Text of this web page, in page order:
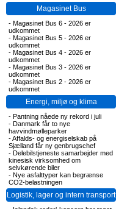
Magasinet Bus
- Magasinet Bus 6 - 2026 er
udkommet
- Magasinet Bus 5 - 2026 er
udkommet
- Magasinet Bus 4 - 2026 er
udkommet
- Magasinet Bus 3 - 2026 er
udkommet
- Magasinet Bus 2 - 2026 er
udkommet
Energi, miljø og klima
- Pantning nåede ny rekord i juli
- Danmark får to nye
havvindmølleparker
-Affalds- og energiselskab på
Sjælland får ny genbrugschef
- Delebilstjeneste samarbejder med
kinesisk virksomhed om
selvkørende biler
- Nye asfalttyper kan begrænse
CO2-belastningen
Logistik, lager og intern transport